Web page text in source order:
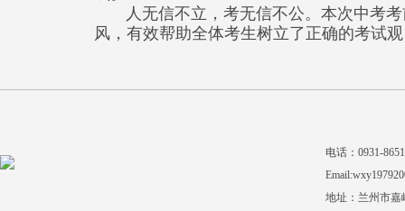
人无信不立，考无信不公。本次中考考
风，有效帮助全体考生树立了正确的考试
电话：0931-
地址：兰州市嘉